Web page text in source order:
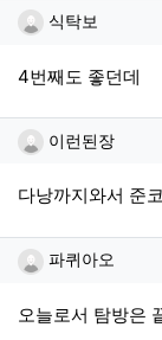
식탁보님
식탁보
4번째도 좋던데
이런된장
이런된장
다낭까지와서 준
파퀴아오
파퀴아오
오늘로서 탐방은